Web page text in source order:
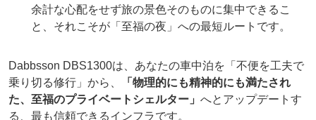
余計な心配をせず旅の景色そのものに集中できるこ
と、それこそが「至福の夜」への最短ルートです。
Dabbsson DBS1300は、あなたの車中泊を「不便を工夫で
乗り切る修行」から、
「物理的にも精神的にも満たされ
た、至福のプライベートシェルター」 へとアップデートす
る、最も信頼できるインフラです。